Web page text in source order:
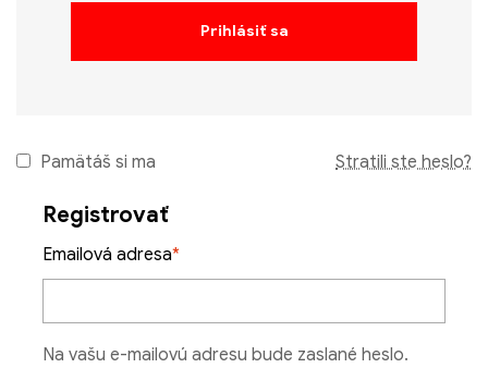
Prihlásiť sa
Pamätáš si ma Stratili ste heslo?
Registrovať
Emailová adresa*
Na vašu e-mailovú adresu bude zaslané heslo.